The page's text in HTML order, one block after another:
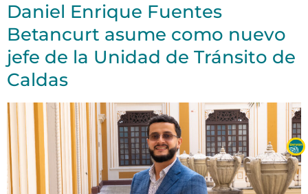
Daniel Enrique Fuentes
Betancurt asume como nuevo
jefe de la Unidad de Tránsito de
Caldas